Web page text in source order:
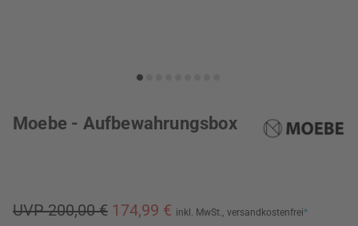
Moebe - Aufbewahrungsbox
UVP 200,00 € 174,99 € inkl. MwSt., versandkostenfrei*